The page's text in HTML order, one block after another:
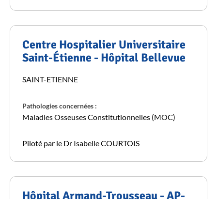
Centre Hospitalier Universitaire
Saint-Étienne - Hôpital Bellevue
SAINT-ETIENNE
Pathologies concernées :
Maladies Osseuses Constitutionnelles (MOC)
Piloté par le Dr Isabelle COURTOIS
Hôpital Armand-Trousseau - AP-